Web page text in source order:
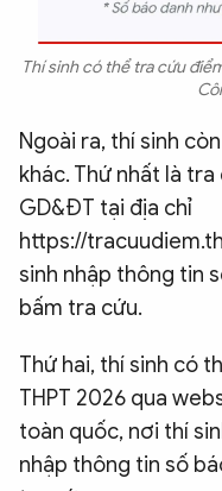
Thí sinh có thể tra cứu
Ngoài ra, thí sinh
khác. Thứ nhất là
GD&ĐT tại địa chỉ
https://
sinh nhập thông tin
bấm tra cứu.
Thứ hai, thí sinh có
THPT 2026 qua
toàn quốc, nơi thí
nhập thông tin số